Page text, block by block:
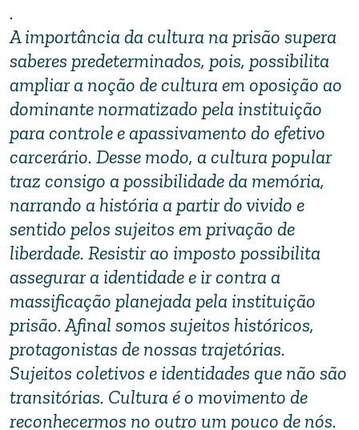
.
A importância da cultura na prisão supera
saberes predeterminados, pois, possibilita
ampliar a noção de cultura em oposição ao
dominante normatizado pela instituição
para controle e apassivamento do efetivo
carcerário. Desse modo, a cultura popular
traz consigo a possibilidade da memória,
narrando a história a partir do vivido e
sentido pelos sujeitos em privação de
liberdade. Resistir ao imposto possibilita
assegurar a identidade e ir contra a
massificação planejada pela instituição
prisão. Afinal somos sujeitos históricos,
protagonistas de nossas trajetórias.
Sujeitos coletivos e identidades que não são
transitórias. Cultura é o movimento de
reconhecermos no outro um pouco de nós.